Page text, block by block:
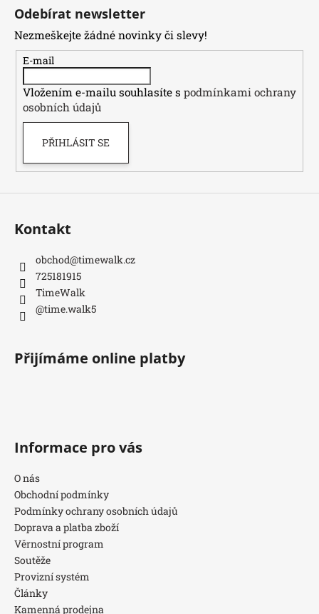
Odebírat newsletter
Nezmeškejte žádné novinky či slevy!
E-mail
Vložením e-mailu souhlasíte s podmínkami ochrany
osobních údajů
PŘIHLÁSIT SE
Kontakt
obchod@timewalk.cz
725181915
TimeWalk
@time.walk5
Přijímáme online platby
Informace pro vás
O nás
Obchodní podmínky
Podmínky ochrany osobních údajů
Doprava a platba zboží
Věrnostní program
Soutěže
Provizní systém
Články
Kamenná prodejna